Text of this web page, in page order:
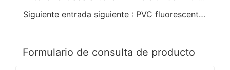
Siguiente entrada siguiente : PVC fluorescente de acabado arenoso con guantes Keep Warm
Formulario de consulta de producto